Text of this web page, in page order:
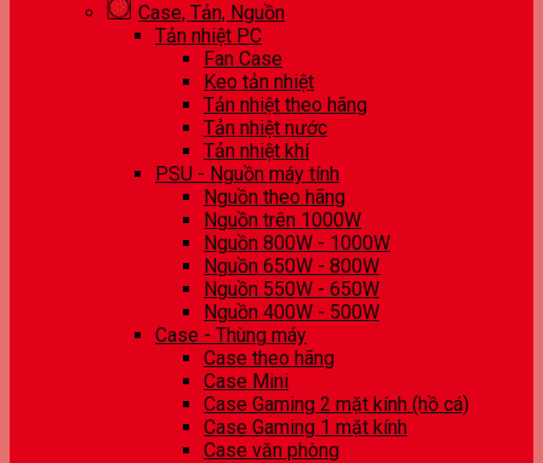
Case, Tản, Nguồn
Tản nhiệt PC
Fan Case
Keo tản nhiệt
Tản nhiệt theo hãng
Tản nhiệt nước
Tản nhiệt khí
PSU - Nguồn máy tính
Nguồn theo hãng
Nguồn trên 1000W
Nguồn 800W - 1000W
Nguồn 650W - 800W
Nguồn 550W - 650W
Nguồn 400W - 500W
Case - Thùng máy
Case theo hãng
Case Mini
Case Gaming 2 mặt kính (hồ cá)
Case Gaming 1 mặt kính
Case văn phòng